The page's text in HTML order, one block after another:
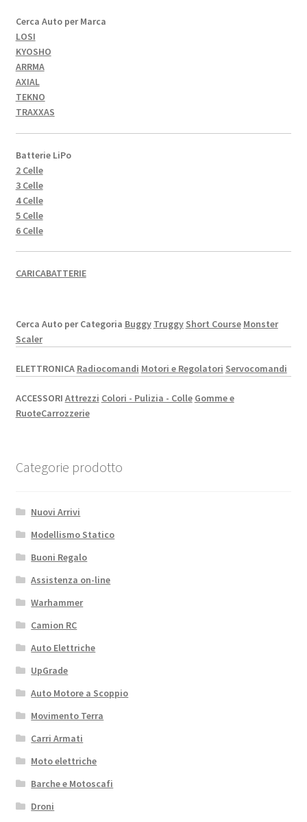
Cerca Auto per Marca
LOSI
KYOSHO
ARRMA
AXIAL
TEKNO
TRAXXAS
Batterie LiPo
2 Celle
3 Celle
4 Celle
5 Celle
6 Celle
CARICABATTERIE
Cerca Auto per Categoria Buggy Truggy Short Course Monster
Scaler
ELETTRONICA Radiocomandi Motori e Regolatori Servocomandi
ACCESSORI Attrezzi Colori - Pulizia - Colle Gomme e
RuoteCarrozzerie
Categorie prodotto
Nuovi Arrivi
Modellismo Statico
Buoni Regalo
Assistenza on-line
Warhammer
Camion RC
Auto Elettriche
UpGrade
Auto Motore a Scoppio
Movimento Terra
Carri Armati
Moto elettriche
Barche e Motoscafi
Droni